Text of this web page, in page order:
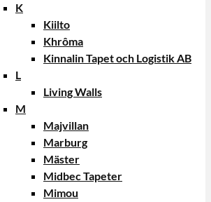
K
Kiilto
Khrôma
Kinnalin Tapet och Logistik AB
L
Living Walls
M
Majvillan
Marburg
Mäster
Midbec Tapeter
Mimou